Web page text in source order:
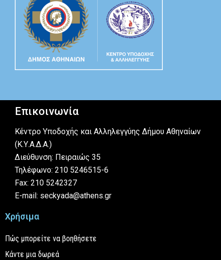
Επικοινωνία
Κέντρο Υποδοχής και Αλληλεγγύης Δήμου Αθηναίων
(Κ.Υ.Α.Δ.Α.)
Διεύθυνση: Πειραιώς 35
Τηλέφωνο: 210 5246515-6
Fax: 210 5242327
E-mail: seckyada@athens.gr
Χρήσιμα
Πώς μπορείτε να βοηθήσετε
Κάντε μια δωρεά